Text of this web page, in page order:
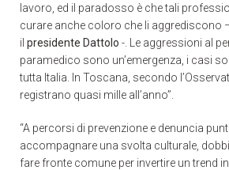
lavoro, ed il paradosso è che tali
curare anche coloro che li aggrediscono
il presidente Dattolo -. Le aggressioni al
paramedico sono un’emergenza, i casi
tutta Italia. In Toscana, secondo
registrano quasi mille all’anno”.
“A percorsi di prevenzione e denuncia
accompagnare una svolta culturale,
fare fronte comune per invertire un trend